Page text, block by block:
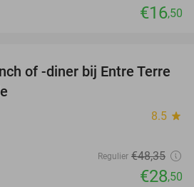
€16,50
41%
of -diner bij Entre Terre
8.5 star
Regulier €48,35
€28,50